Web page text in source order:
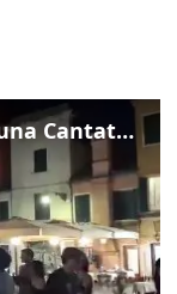
Venezia omaggia Guccini con una Cantata Anarchica in campo Santa Margherita